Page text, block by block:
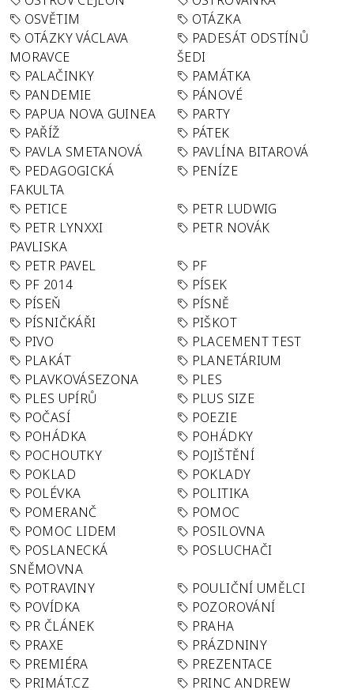
OSVĚTIM
OTÁZKA
OTÁZKY VÁCLAVA
MORAVCE
PADESÁT ODSTÍNŮ
ŠEDI
PALAČINKY
PAMÁTKA
PANDEMIE
PÁNOVÉ
PAPUA NOVA GUINEA
PARTY
PAŘÍŽ
PÁTEK
PAVLA SMETANOVÁ
PAVLÍNA BITAROVÁ
PEDAGOGICKÁ
FAKULTA
PENÍZE
PETICE
PETR LUDWIG
PETR LYNXXI
PAVLISKA
PETR NOVÁK
PETR PAVEL
PF
PF 2014
PÍSEK
PÍSEŇ
PÍSNĚ
PÍSNIČKÁŘI
PIŠKOT
PIVO
PLACEMENT TEST
PLAKÁT
PLANETÁRIUM
PLAVKOVÁSEZONA
PLES
PLES UPÍRŮ
PLUS SIZE
POČASÍ
POEZIE
POHÁDKA
POHÁDKY
POCHOUTKY
POJIŠTĚNÍ
POKLAD
POKLADY
POLÉVKA
POLITIKA
POMERANČ
POMOC
POMOC LIDEM
POSILOVNA
POSLANECKÁ
SNĚMOVNA
POSLUCHAČI
POTRAVINY
POULIČNÍ UMĚLCI
POVÍDKA
POZOROVÁNÍ
PR ČLÁNEK
PRAHA
PRAXE
PRÁZDNINY
PREMIÉRA
PREZENTACE
PRIMÁT.CZ
PRINC ANDREW